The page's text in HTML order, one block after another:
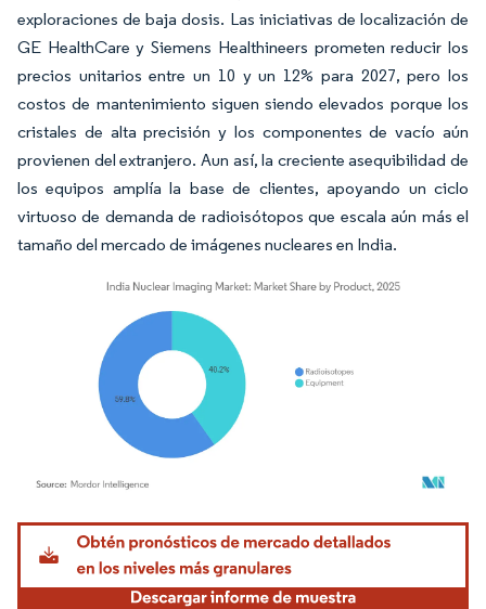
exploraciones de baja dosis. Las iniciativas de localización de
GE HealthCare y Siemens Healthineers prometen reducir los
precios unitarios entre un 10 y un 12% para 2027, pero los
costos de mantenimiento siguen siendo elevados porque los
cristales de alta precisión y los componentes de vacío aún
provienen del extranjero. Aun así, la creciente asequibilidad de
los equipos amplía la base de clientes, apoyando un ciclo
virtuoso de demanda de radioisótopos que escala aún más el
tamaño del mercado de imágenes nucleares en India.
Imagen © Mordor Intelligence. El uso requiere atribución según CC BY 4.0.